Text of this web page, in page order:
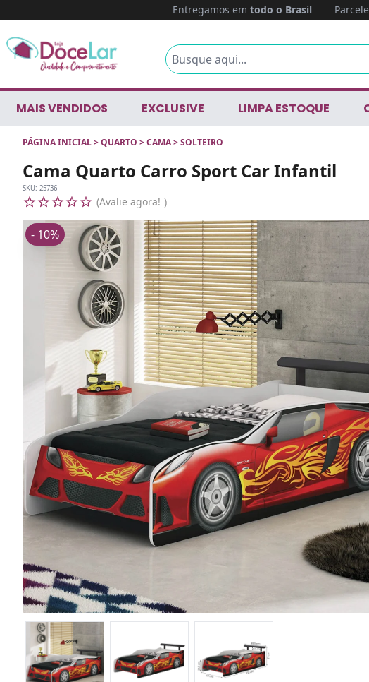
Entregamos em todo o Brasil
MAIS VENDIDOS EXCLUSIVE LIMPA ESTOQUE
PÁGINA INICIAL>QUARTO >CAMA>SOLTEIRO
Cama Quarto Carro Sport Car Infantil
SKU: 25736
Avalie agora!
- 10%